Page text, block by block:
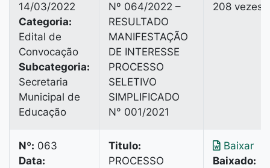
14/03/2022
Categoria:
Edital de
Convocação
Subcategoria:
Secretaria
Municipal de
Educação
Nº 064/2022 –
RESULTADO
MANIFESTAÇÃO
DE INTERESSE
PROCESSO
SELETIVO
SIMPLIFICADO
N° 001/2021
208 vezes
Nº: 063
Data:
Titulo:
PROCESSO
Baixar
Baixado: